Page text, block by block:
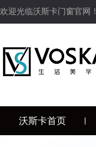
欢迎光临沃斯卡门窗官网！
沃斯卡首页